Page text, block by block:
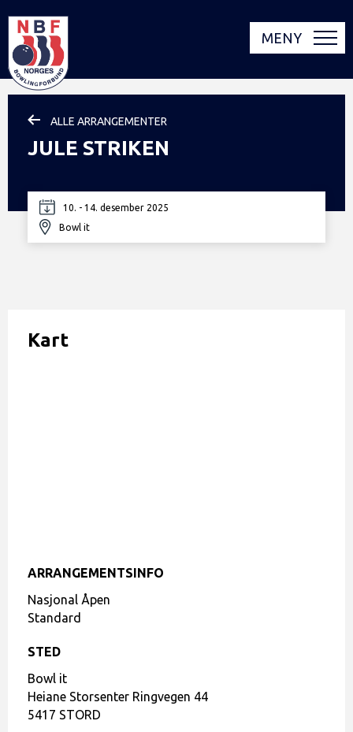
MENY
ALLE ARRANGEMENTER
JULE STRIKEN
10. - 14. desember 2025
Bowl it
Kart
ARRANGEMENTSINFO
Nasjonal Åpen
Standard
STED
Bowl it
Heiane Storsenter Ringvegen 44
5417 STORD